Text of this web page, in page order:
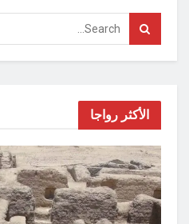
الأكثر رواجا